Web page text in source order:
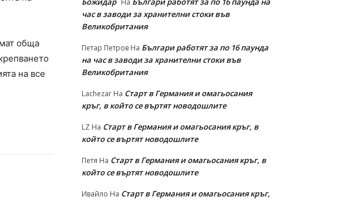
обща
на все
На
час в заводи за хранителни стоки във
Великобритания
Петар Петров На Българи работят за по 16 паунда
на час в заводи за хранителни стоки във
Великобритания
Lachezar На Старт в Германия и омагьосания
кръг, в който се въртят новодошлите
LZ На Старт в Германия и омагьосания кръг, в
който се въртят новодошлите
Петя На Старт в Германия и омагьосания кръг, в
който се въртят новодошлите
Ивайло На Старт в Германия и омагьосания кръг,